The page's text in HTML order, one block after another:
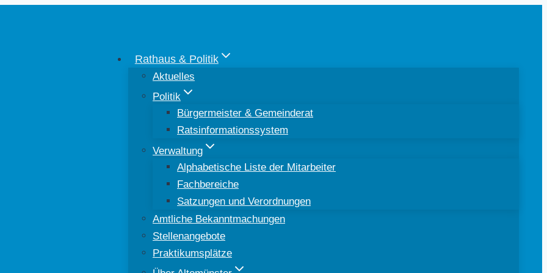
Rathaus & Politik
Aktuelles
Politik
Bürgermeister & Gemeinderat
Ratsinformationssystem
Verwaltung
Alphabetische Liste der Mitarbeiter
Fachbereiche
Satzungen und Verordnungen
Amtliche Bekanntmachungen
Stellenangebote
Praktikumsplätze